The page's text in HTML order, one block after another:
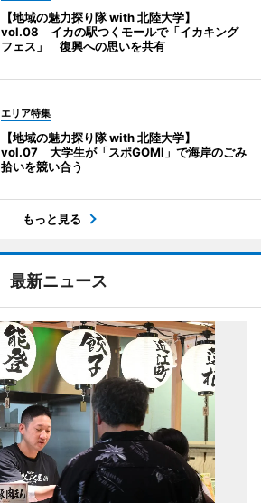
【地域の魅力探り隊 with 北陸大学】
vol.08 イカの駅つくモールで「イカキング
フェス」 復興への思いを共有
エリア特集
【地域の魅力探り隊 with 北陸大学】
vol.07 大学生が「スポGOMI」で海岸のごみ
拾いを競い合う
もっと見る
最新ニュース